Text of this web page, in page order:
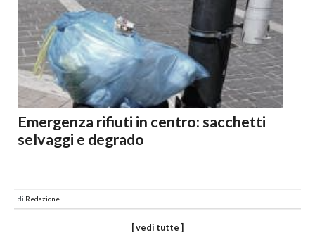
Emergenza rifiuti in centro: sacchetti
selvaggi e degrado
di Redazione
[ vedi tutte ]